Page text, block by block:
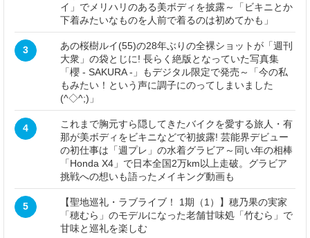
イ」でメリハリのある美ボディを披露～「ビキニとか
下着みたいなものを人前で着るのは初めてかも」
3
あの桜樹ルイ(55)の28年ぶりの全裸ショットが「週刊
大衆」の袋とじに! 長らく絶版となっていた写真集
「櫻 - SAKURA -」もデジタル限定で発売～「今の私
もみたい！という声に調子にのってしまいました
(^◇^;)」
4
これまで胸元すら隠してきたバイクを愛する旅人・有
那が美ボディをビキニなどで初披露! 芸能界デビュー
の初仕事は「週プレ」の水着グラビア～同い年の相棒
「Honda X4」で日本全国2万km以上走破。グラビア
挑戦への想いも語ったメイキング動画も
5
【聖地巡礼・ラブライブ！ 1期（1）】穂乃果の実家
「穂むら」のモデルになった老舗甘味処「竹むら」で
甘味と巡礼を楽しむ